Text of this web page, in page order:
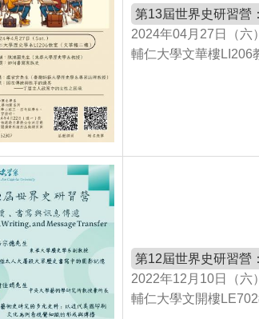
第13屆世界史研習營
2024年04月27日（六）
輔仁大學文華樓LI206
第12屆世界史研習營
2022年12月10日（六）
輔仁大學文開樓